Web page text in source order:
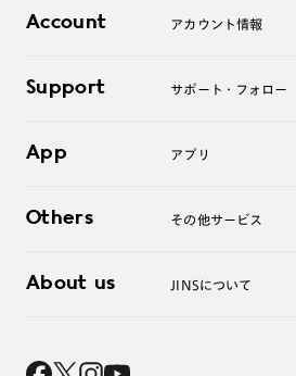
コンタクトレンズ
アクセサリー
オンラインショップ
Account アカウント情報
ログアウト
Support サポート・フォロー
よくあるご質問
お問い合わせ
App アプリ
Others その他サービス
レンズ交換
About us JINSについて